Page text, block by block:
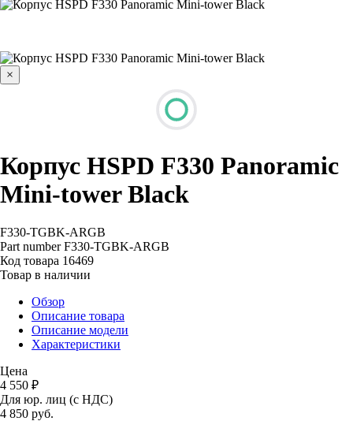
×
Корпус HSPD F330 Panoramic
Mini-tower Black
F330-TGBK-ARGB
Part number F330-TGBK-ARGB
Код товара 16469
Товар в наличии
Обзор
Описание товара
Описание модели
Характеристики
Цена
4 550 ₽
Для юр. лиц (с НДС)
4 850 руб.